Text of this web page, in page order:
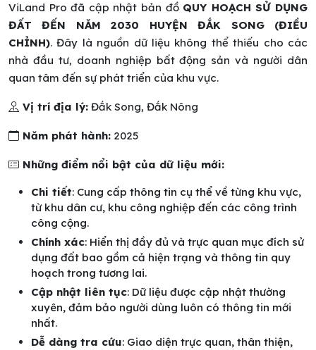
ViLand Pro đã cập nhật bản đồ QUY HOẠCH SỬ DỤNG
ĐẤT ĐẾN NĂM 2030 HUYỆN ĐẮK SONG (ĐIỀU
CHỈNH). Đây là nguồn dữ liệu không thể thiếu cho các
nhà đầu tư, doanh nghiệp bất động sản và người dân
quan tâm đến sự phát triển của khu vực.
Vị trí địa lý: Đắk Song, Đắk Nông
Năm phát hành: 2025
Những điểm nổi bật của dữ liệu mới:
Chi tiết: Cung cấp thông tin cụ thể về từng khu vực,
từ khu dân cư, khu công nghiệp đến các công trình
công cộng.
Chính xác: Hiển thị đầy đủ và trực quan mục đích sử
dụng đất bao gồm cả hiện trạng và thông tin quy
hoạch trong tương lai.
Cập nhật liên tục: Dữ liệu được cập nhật thường
xuyên, đảm bảo người dùng luôn có thông tin mới
nhất.
Dễ dàng tra cứu: Giao diện trực quan, thân thiện,